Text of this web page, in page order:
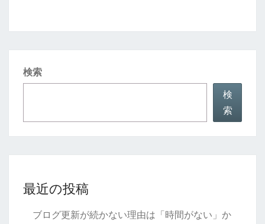
256K
ト
検索
検
索
最近の投稿
ブログ更新が続かない理由は「時間がない」か